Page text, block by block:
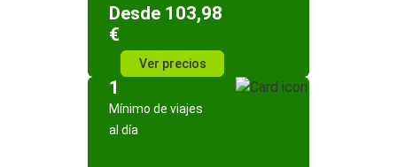
Desde 103,98
€
Ver precios
1
Mínimo de viajes
al día